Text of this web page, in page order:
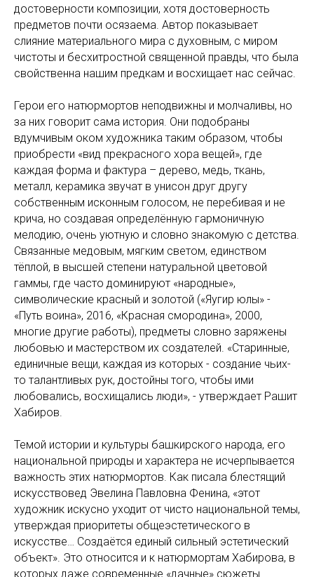
достоверности композиции, хотя достоверность
предметов почти осязаема. Автор показывает
слияние материального мира с духовным, с миром
чистоты и бесхитростной священной правды, что была
свойственна нашим предкам и восхищает нас сейчас.
Герои его натюрмортов неподвижны и молчаливы, но
за них говорит сама история. Они подобраны
вдумчивым оком художника таким образом, чтобы
приобрести «вид прекрасного хора вещей», где
каждая форма и фактура – дерево, медь, ткань,
металл, керамика звучат в унисон друг другу
собственным исконным голосом, не перебивая и не
крича, но создавая определённую гармоничную
мелодию, очень уютную и словно знакомую с детства.
Связанные медовым, мягким светом, единством
тёплой, в высшей степени натуральной цветовой
гаммы, где часто доминируют «народные»,
символические красный и золотой («Яугир юлы» -
«Путь воина», 2016, «Красная смородина», 2000,
многие другие работы), предметы словно заряжены
любовью и мастерством их создателей. «Старинные,
единичные вещи, каждая из которых - создание чьих-
то талантливых рук, достойны того, чтобы ими
любовались, восхищались люди», - утверждает Рашит
Хабиров.
Темой истории и культуры башкирского народа, его
национальной природы и характера не исчерпывается
важность этих натюрмортов. Как писала блестящий
искусствовед Эвелина Павловна Фенина, «этот
художник искусно уходит от чисто национальной темы,
утверждая приоритеты общеэстетического в
искусстве… Создаётся единый сильный эстетический
объект». Это относится и к натюрмортам Хабирова, в
которых даже современные «дачные» сюжеты